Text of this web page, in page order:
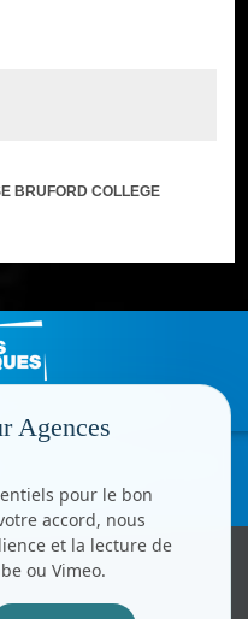
BRUFORD COLLEGE
© CC.Comunication
droits réservés
Agences
pour le bon
accord, nous
et la lecture de
ou Vimeo.